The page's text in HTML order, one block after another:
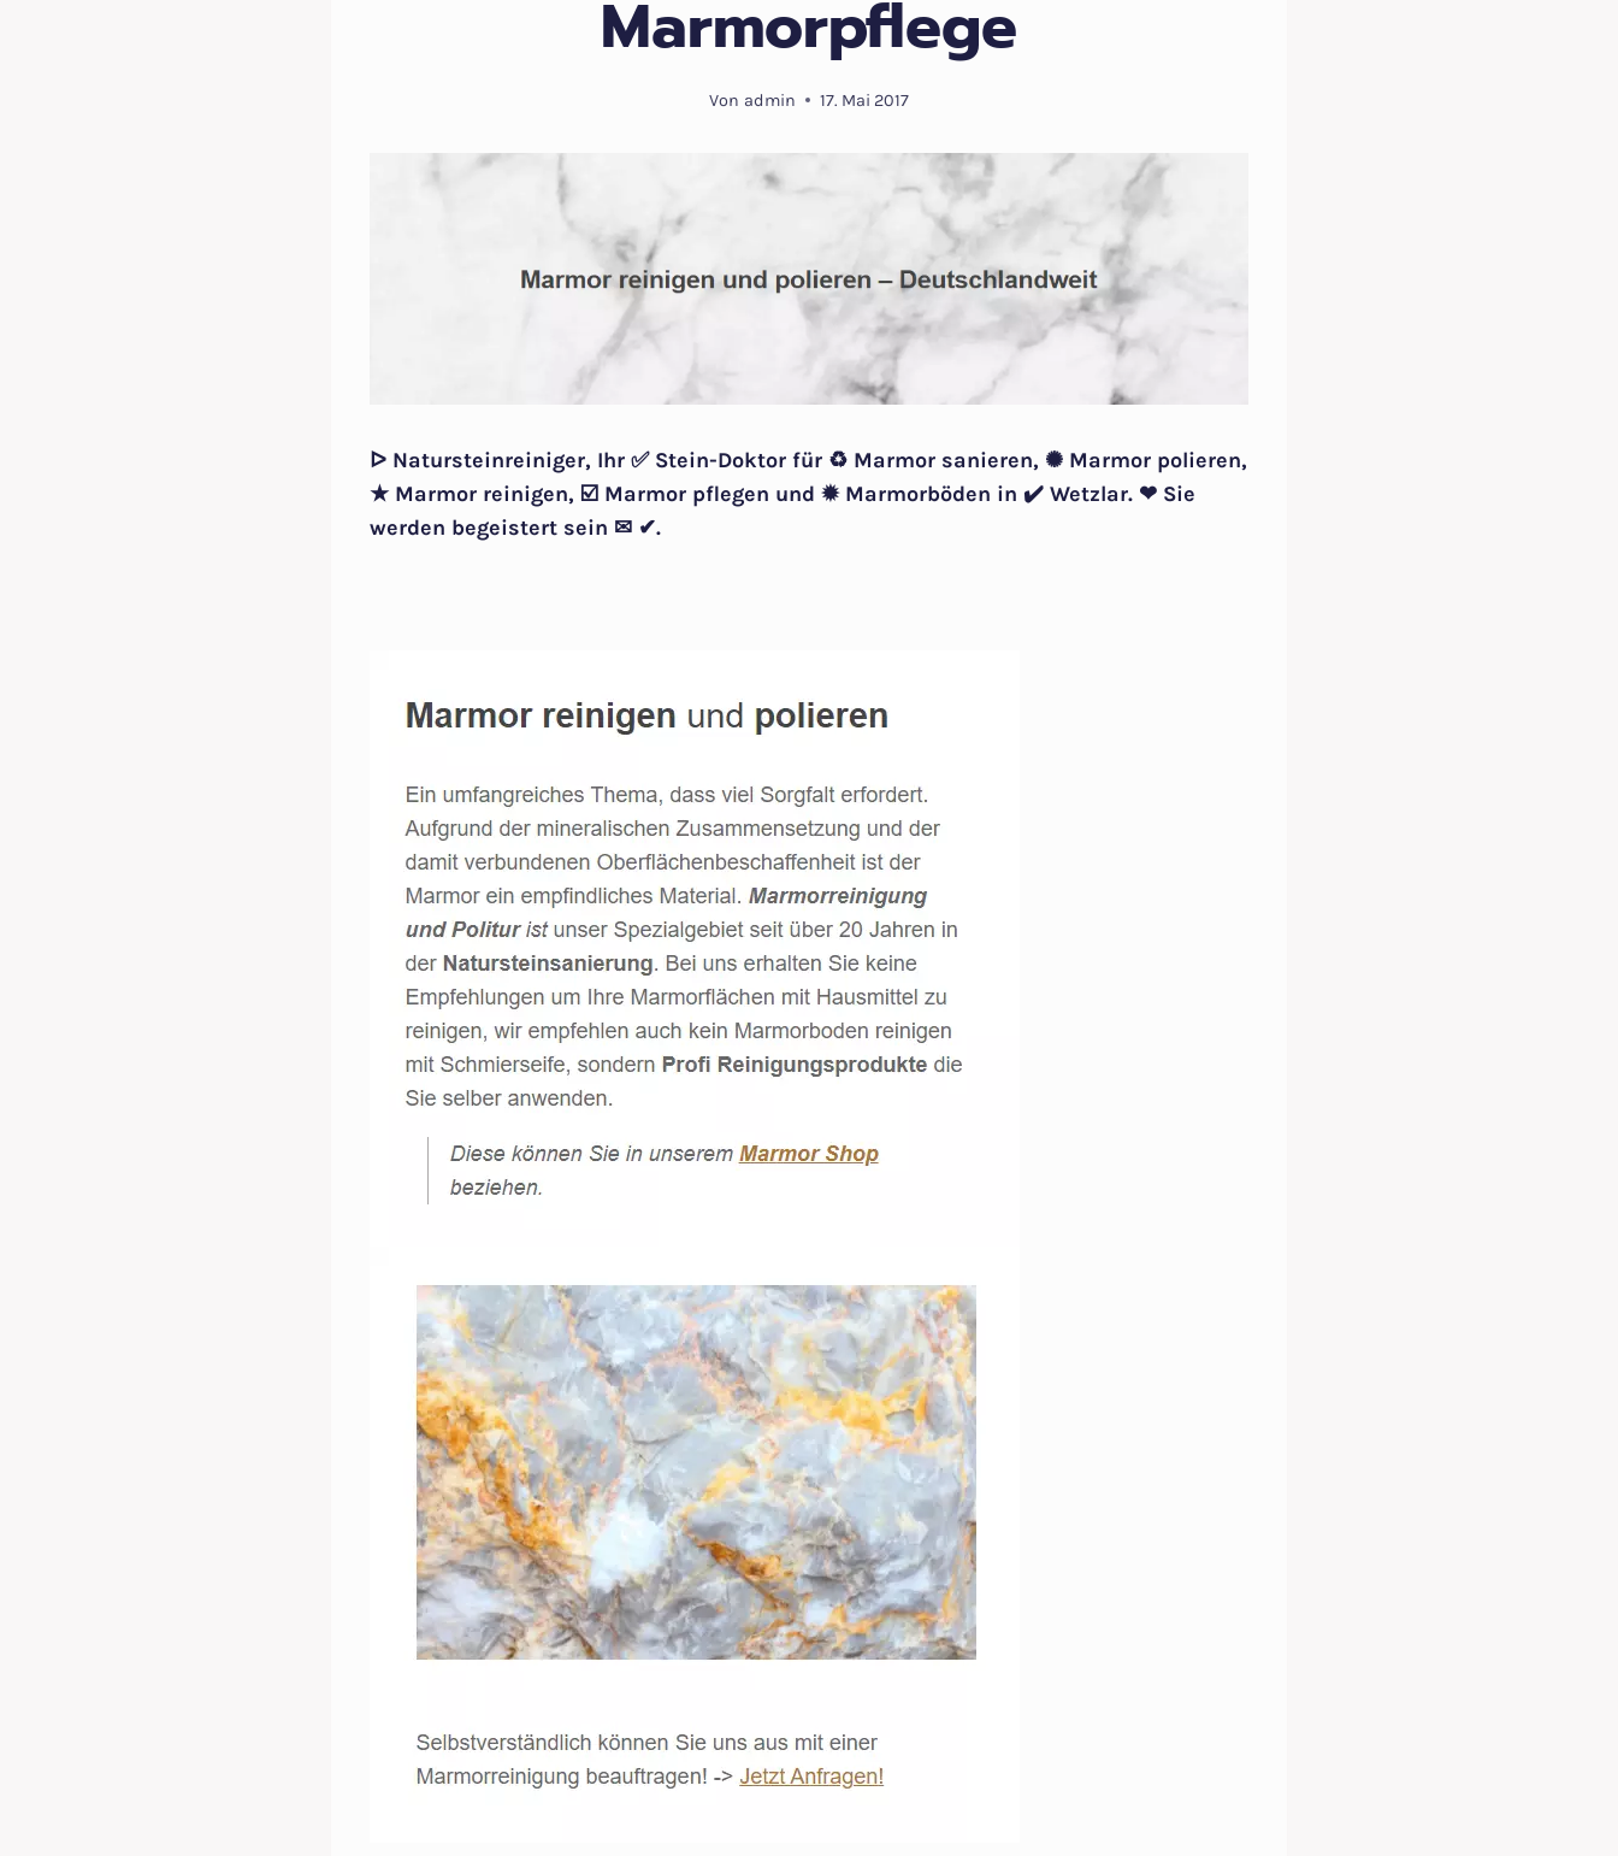
Marmorpflege
Von admin 17. Mai 2017
ᐅ Natursteinreiniger, Ihr ✅ Stein-Doktor für ♻ Marmor sanieren, ✺ Marmor polieren,
★ Marmor reinigen, ☑️ Marmor pflegen und ✹ Marmorböden in ✔️ Wetzlar. ❤ Sie
werden begeistert sein ✉ ✔.